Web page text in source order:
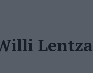
Lentza